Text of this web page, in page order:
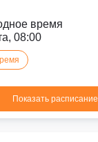
время
08:00
Показать расписание